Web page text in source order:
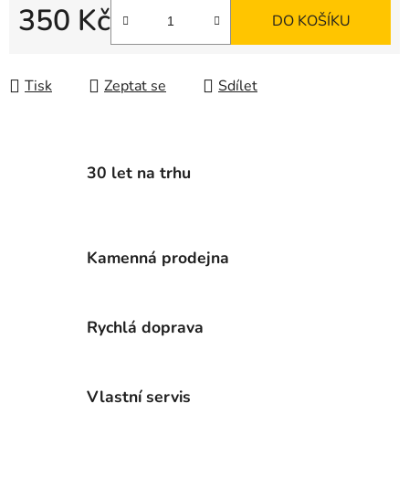
350 Kč DO KOŠÍKU
Tisk Zeptat se Sdílet
30 let na trhu
Kamenná prodejna
Rychlá doprava
Vlastní servis